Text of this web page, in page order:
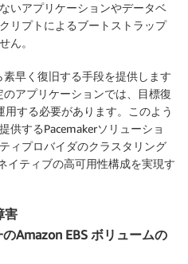
いアプリケーションやデータベ
リプトによるブートストラップ
ん。
早く復旧する手段を提供します
アプリケーションでは、目標復
する必要があります。このよう
供するPacemakerソリューショ
ィプロバイダのクラスタリング
イティブの高可用性構成を実現す
害
Amazon EBS ボリュームの